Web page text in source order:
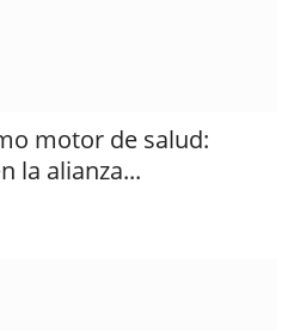
motor de salud:
la alianza...